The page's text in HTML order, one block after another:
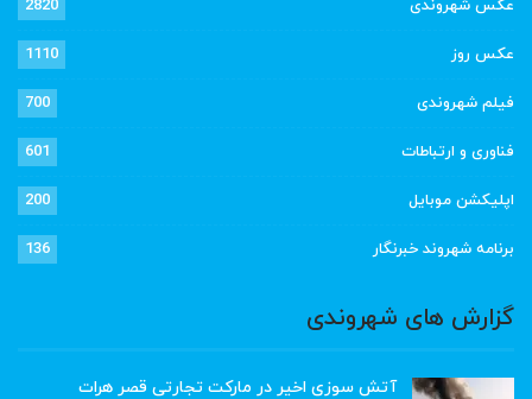
عکس شهروندی 2820
عکس روز 1110
فیلم شهروندی 700
فناوری و ارتباطات 601
اپلیکشن موبایل 200
برنامه شهروند خبرنگار 136
گزارش های شهروندی
آتش سوزی اخیر در مارکت تجارتی قصر هرات